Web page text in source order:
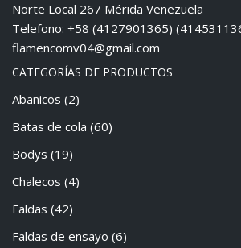
Norte Local 267 Mérida Venezuela
Telefono: +58 (4127901365)
flamencomv04@gmail.com
CATEGORÍAS DE PRODUCTOS
Abanicos (2)
Batas de cola (60)
Bodys (19)
Chalecos (4)
Faldas (42)
Faldas de ensayo (6)